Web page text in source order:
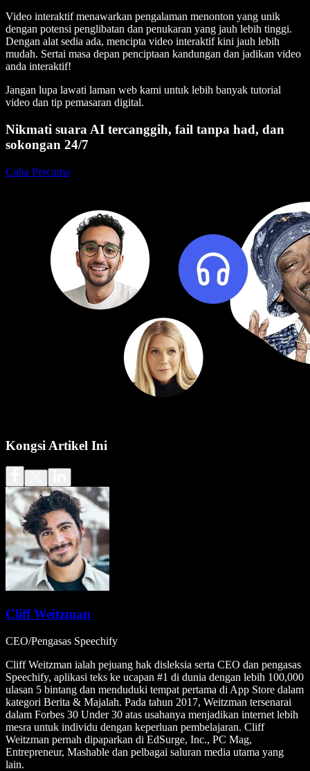
Video interaktif menawarkan pengalaman menonton yang unik
dengan potensi penglibatan dan penukaran yang jauh lebih tinggi.
Dengan alat sedia ada, mencipta video interaktif kini jauh lebih
mudah. Sertai masa depan penciptaan kandungan dan jadikan video
anda interaktif!
Jangan lupa lawati laman web kami untuk lebih banyak tutorial
video dan tip pemasaran digital.
Nikmati suara AI tercanggih, fail tanpa had, dan
sokongan 24/7
Cuba Percuma
Kongsi Artikel Ini
Cliff Weitzman
CEO/Pengasas Speechify
Cliff Weitzman ialah pejuang hak disleksia serta CEO dan pengasas
Speechify, aplikasi teks ke ucapan #1 di dunia dengan lebih 100,000
ulasan 5 bintang dan menduduki tempat pertama di App Store dalam
kategori Berita & Majalah. Pada tahun 2017, Weitzman tersenarai
dalam Forbes 30 Under 30 atas usahanya menjadikan internet lebih
mesra untuk individu dengan keperluan pembelajaran. Cliff
Weitzman pernah dipaparkan di EdSurge, Inc., PC Mag,
Entrepreneur, Mashable dan pelbagai saluran media utama yang
lain.